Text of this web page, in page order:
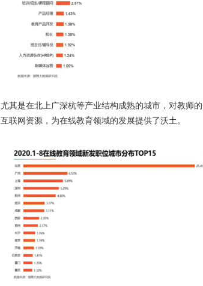
尤其是在北上广深杭等产业结构成熟的城市，对教师
互联网资源，为在线教育领域的发展提供了沃土。